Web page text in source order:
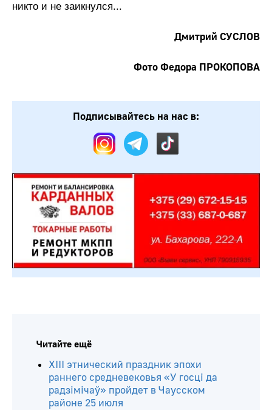
никто и не заикнулся...
Дмитрий СУСЛОВ
Фото Федора ПРОКОПОВА
Подписывайтесь на нас в:
Читайте ещё
ХIII этнический праздник эпохи
раннего средневековья «У госці да
радзімічаў» пройдет в Чаусском
районе 25 июля